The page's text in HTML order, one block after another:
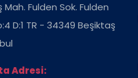
Mah. Fulden Sok. Fulden
D:1 TR - 34349 Beşiktaş
Adresi: